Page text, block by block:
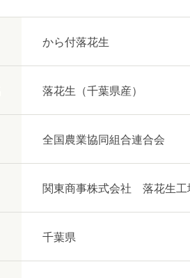
から付落花生
落花生（千葉県産）
全国農業協同組合連合会
関東商事株式会社 落花生工
千葉県